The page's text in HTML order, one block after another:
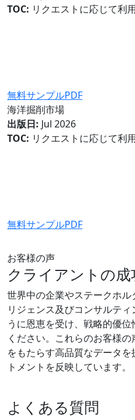
TOC: リクエストに応じて利
無料サンプルPDF
海洋掘削市場
出版日: Jul 2026
TOC: リクエストに応じて利
無料サンプルPDF
お客様の声
クライアントの成
世界中の企業やステークホ
リジェンス及びコンサルテ
うに恩恵を受け、戦略的優
ください。これらのお客様
をもたらす高品質なデータ
トメントを反映しています。
よくある質問